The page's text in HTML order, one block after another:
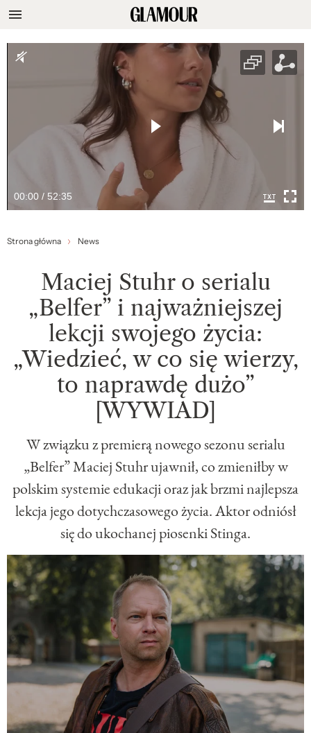
00:00 / 52:35
Strona główna News
Maciej Stuhr o serialu
„Belfer” i najważniejszej
lekcji swojego życia:
„Wiedzieć, w co się wierzy,
to naprawdę dużo”
[WYWIAD]
W związku z premierą nowego sezonu serialu
„Belfer” Maciej Stuhr ujawnił, co zmieniłby w
polskim systemie edukacji oraz jak brzmi najlepsza
lekcja jego dotychczasowego życia. Aktor odniósł
się do ukochanej piosenki Stinga.